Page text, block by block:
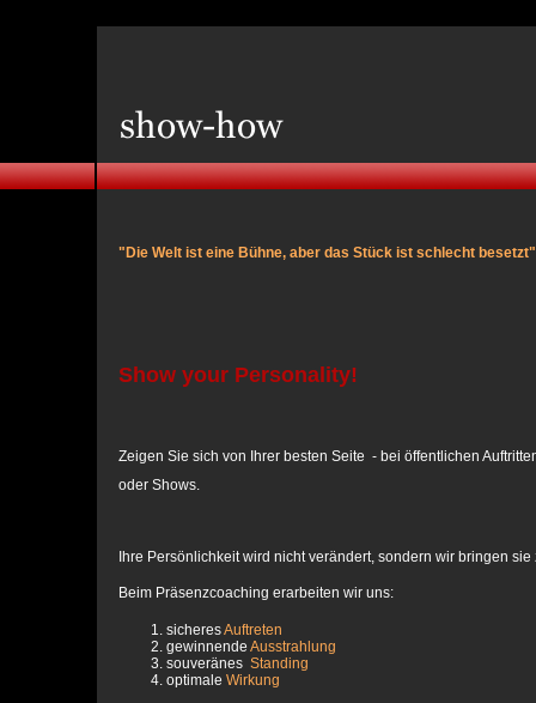
"Die Welt ist eine Bühne, aber das Stück ist schlecht
Show your Personality!
Zeigen Sie sich von Ihrer besten Seite - bei öffentlichen
oder Shows.
Ihre Persönlichkeit wird nicht verändert, sondern wir bringen sie
Beim Präsenzcoaching erarbeiten wir uns:
sicheresAuftreten
gewinnende Ausstrahlung
souveränes Standing
optimale Wirkung